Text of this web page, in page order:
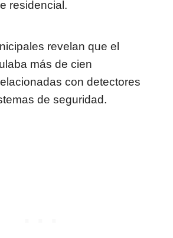
residencial.
revelan que el
más de cien
con detectores
de seguridad.